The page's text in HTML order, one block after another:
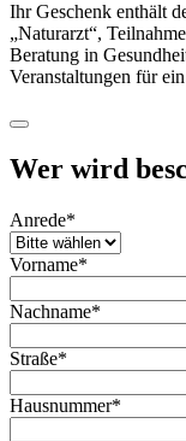
Ihr Geschenk enthält
„Naturarzt“,
Beratung in
Veranstaltungen für
Wer wird
Anrede*
Vorname*
Nachname*
Straße*
Hausnummer*